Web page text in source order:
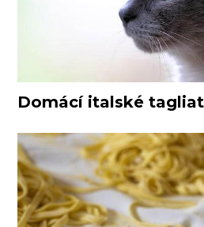
Domácí italské